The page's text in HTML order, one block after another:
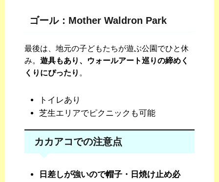
ゴール：Mother Waldron Park
最後は、地元の子どもたちが遊ぶ公園でひと休
み。 遊具もあり、ウォールアート巡りの締めく
くりにぴったり 。
トイレあり
芝生エリアでピクニックも可能
カカアコでの注意点
日差しが強いので帽子・日焼け止め必